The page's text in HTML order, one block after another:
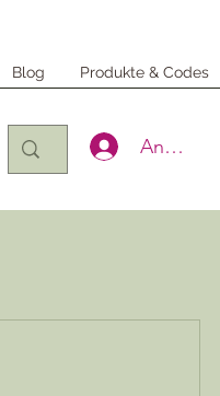
Blog Produkte & Codes
Anmelden